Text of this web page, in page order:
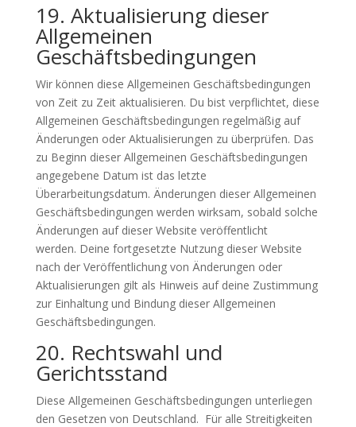
19. Aktualisierung dieser
Allgemeinen
Geschäftsbedingungen
Wir können diese Allgemeinen Geschäftsbedingungen
von Zeit zu Zeit aktualisieren. Du bist verpflichtet, diese
Allgemeinen Geschäftsbedingungen regelmäßig auf
Änderungen oder Aktualisierungen zu überprüfen. Das
zu Beginn dieser Allgemeinen Geschäftsbedingungen
angegebene Datum ist das letzte
Überarbeitungsdatum. Änderungen dieser Allgemeinen
Geschäftsbedingungen werden wirksam, sobald solche
Änderungen auf dieser Website veröffentlicht
werden. Deine fortgesetzte Nutzung dieser Website
nach der Veröffentlichung von Änderungen oder
Aktualisierungen gilt als Hinweis auf deine Zustimmung
zur Einhaltung und Bindung dieser Allgemeinen
Geschäftsbedingungen.
20. Rechtswahl und
Gerichtsstand
Diese Allgemeinen Geschäftsbedingungen unterliegen
den Gesetzen von Deutschland. Für alle Streitigkeiten